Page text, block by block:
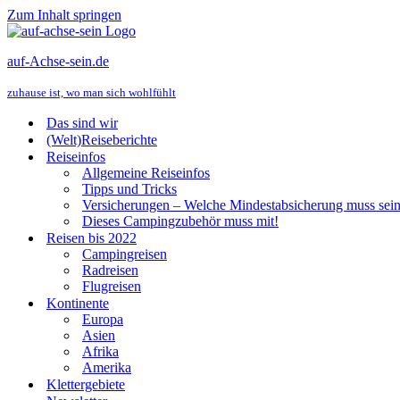
Zum Inhalt springen
auf-Achse-sein.de
zuhause ist, wo man sich wohlfühlt
Das sind wir
(Welt)Reiseberichte
Reiseinfos
Allgemeine Reiseinfos
Tipps und Tricks
Versicherungen – Welche Mindestabsicherung muss
Dieses Campingzubehör muss mit!
Reisen bis 2022
Campingreisen
Radreisen
Flugreisen
Kontinente
Europa
Asien
Afrika
Amerika
Klettergebiete